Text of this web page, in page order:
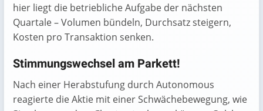
hier liegt die betriebliche Aufgabe der nächsten
Quartale – Volumen bündeln, Durchsatz steigern,
Kosten pro Transaktion senken.
Stimmungswechsel am Parkett!
Nach einer Herabstufung durch Autonomous
reagierte die Aktie mit einer Schwächebewegung, wie